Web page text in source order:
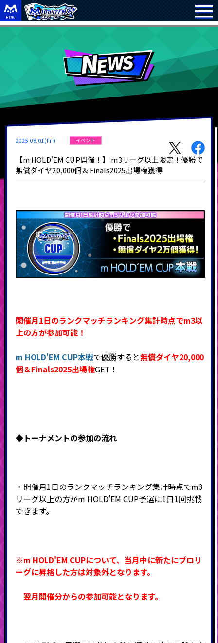
2025.08.01(Fri) イベント
【m HOLD'EM CUP開催！】 m3リーグ以上限定！優勝で
無償ダイヤ20,000個＆Finals2025出場権獲得
開催月1日のランクマッチランキング集計時点でm3以
上の方が参加可能！
m HOLD'EM CUP本戦で優勝すると無償ダイヤ20,000
個＆Finals2025出場権GET！
◆トーナメントの参加の流れ
・開催月1日のランクマッチランキング集計時点でm3
リーグ以上の方がm HOLD'EM CUP予選に1日1回挑戦
できます。
※m HOLD'EM CUPについて、当月中に新たにプロリ
ーグに昇格した方は対象外となります。
翌月開催分からの参加可能となります。